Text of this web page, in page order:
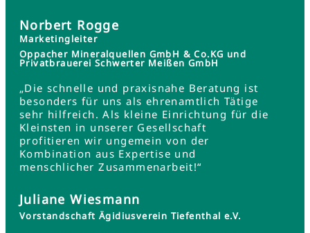
Norbert Rogge
Marketingleiter
Oppacher Mineralquellen GmbH & Co.KG und
Privatbrauerei Schwerter Meißen GmbH
„Die schnelle und praxisnahe Beratung ist
besonders für uns als ehrenamtlich Tätige
sehr hilfreich. Als kleine Einrichtung für die
Kleinsten in unserer Gesellschaft
profitieren wir ungemein von der
Kombination aus Expertise und
menschlicher Zusammenarbeit!“
Juliane Wiesmann
Vorstandschaft Ägidiusverein Tiefenthal e.V.